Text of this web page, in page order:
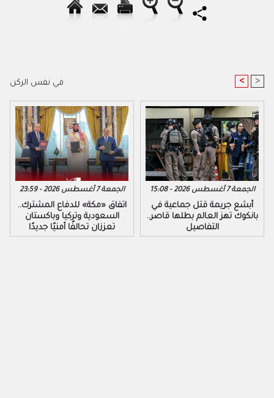
في نفس الركن < >
الجمعة 7 أغسطس 2026 - 23:59
اتفاق «مكة» للدفاع المشترك..
السعودية وتركيا وباكستان
تعززان تحالفًا أمنيًا جديدًا
الجمعة 7 أغسطس 2026 - 15:08
أبشع جريمة قتل جماعية في
بانكوك تهز العالم بطلها قاصر..
التفاصيل